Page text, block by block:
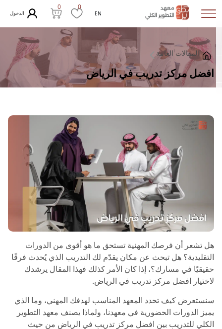
EN
0
0
الدخول
المقالات العامة
افضل مركز تدريب في الرياض
هل تشعر أن فرصك المهنية تستحق ما هو أقوى من الدورات
التقليدية؟ هل تبحث عن مكان يقدّم لك التدريب الذي يُحدث فرقًا
حقيقيًا في مسارك؟، إذا كان الأمر كذلك فهذا المقال يرشدك
لاختيار افضل مركز تدريب في الرياض.
سنستعرض كيف تحدد المعهد المناسب لهدفك المهني، وما الذي
يميز الدورات الحضورية في معهدنا، ولماذا يصنف معهد التطوير
الكلي للتدريب بين افضل مركز تدريب في الرياض من حيث